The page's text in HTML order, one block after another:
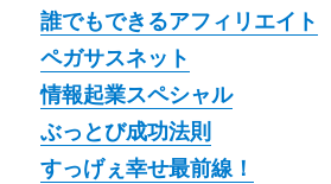
誰でもできるアフィリエイト
ペガサスネット
情報起業スペシャル
ぶっとび成功法則
すっげぇ幸せ最前線！